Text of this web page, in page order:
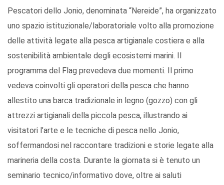
Pescatori dello Jonio, denominata “Nereide”, ha organizzato
uno spazio istituzionale/laboratoriale volto alla promozione
delle attività legate alla pesca artigianale costiera e alla
sostenibilità ambientale degli ecosistemi marini. Il
programma del Flag prevedeva due momenti. Il primo
vedeva coinvolti gli operatori della pesca che hanno
allestito una barca tradizionale in legno (gozzo) con gli
attrezzi artigianali della piccola pesca, illustrando ai
visitatori l’arte e le tecniche di pesca nello Jonio,
soffermandosi nel raccontare tradizioni e storie legate alla
marineria della costa. Durante la giornata si è tenuto un
seminario tecnico/informativo dove, oltre ai saluti